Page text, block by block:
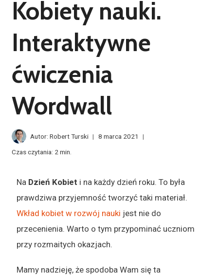
Kobiety nauki.
Interaktywne
ćwiczenia
Wordwall
Autor: Robert Turski
8 marca 2021
Czas czytania: 2 min.
Na Dzień Kobiet i na każdy dzień roku. To była
prawdziwa przyjemność tworzyć taki materiał.
Wkład kobiet w rozwój nauki jest nie do
przecenienia. Warto o tym przypominać uczniom
przy rozmaitych okazjach.
Mamy nadzieję, że spodoba Wam się ta